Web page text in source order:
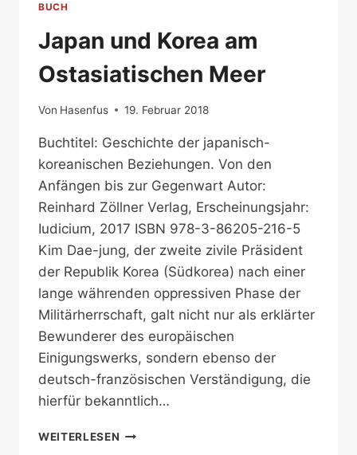
BUCH
Japan und Korea am
Ostasiatischen Meer
Von Hasenfus 19. Februar 2018
Buchtitel: Geschichte der japanisch-
koreanischen Beziehungen. Von den
Anfängen bis zur Gegenwart Autor:
Reinhard Zöllner Verlag, Erscheinungsjahr:
Iudicium, 2017 ISBN 978-3-86205-216-5
Kim Dae-jung, der zweite zivile Präsident
der Republik Korea (Südkorea) nach einer
lange währenden oppressiven Phase der
Militärherrschaft, galt nicht nur als erklärter
Bewunderer des europäischen
Einigungswerks, sondern ebenso der
deutsch-französischen Verständigung, die
hierfür bekanntlich…
WEITERLESEN JAPAN